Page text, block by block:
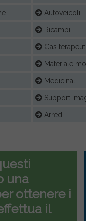
Autoveicoli
Ricambi
Gas
Materiale
Medicinali
Supporti
Arredi
una
ottenere i
il